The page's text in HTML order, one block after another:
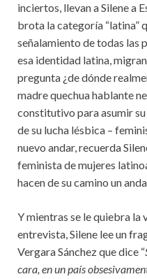
inciertos, llevan a Silene a
brota la categoría “latina”
señalamiento de todas las
esa identidad latina,
pregunta ¿de dónde
madre quechua hablante
constitutivo para asumir
de su lucha lésbica –
nuevo andar, recuerda
feminista de mujeres
hacen de su camino un
Y mientras se le quiebra la
entrevista, Silene lee un
Vergara Sánchez que dice “
cara, en un país